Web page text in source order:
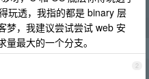
玩透，我指的都是 binary 层
梦，我建议尝试尝试 web 安
最大的一个分支。
2